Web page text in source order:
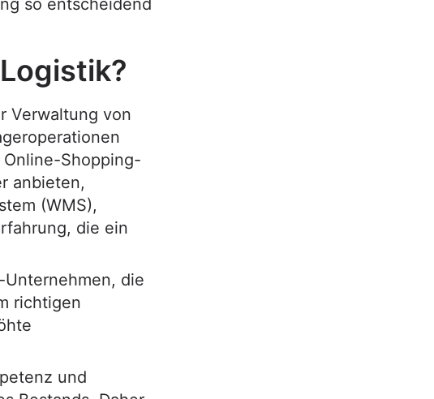
Verwaltung von
Shopping-
anbieten,
(WMS),
die ein
Unternehmen, die
richtigen
und